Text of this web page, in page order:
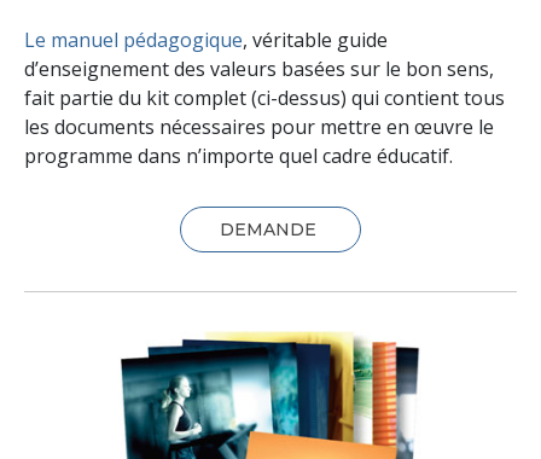
Le manuel pédagogique, véritable guide
d’enseignement des valeurs basées sur le bon sens,
fait partie du kit complet (ci-dessus) qui contient tous
les documents nécessaires pour mettre en œuvre le
programme dans n’importe quel cadre éducatif.
DEMANDE